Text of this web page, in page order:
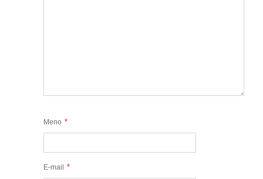
Meno *
E-mail *